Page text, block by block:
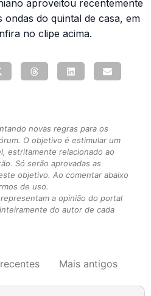
aproveitou recentemente
ondas do quintal de casa, em
no clipe acima.
novas regras para os
O objetivo é estimular um
estritamente relacionado ao
Só serão aprovadas as
objetivo. Ao comentar abaixo
de uso.
a opinião do portal
do autor de cada
Mais antigos